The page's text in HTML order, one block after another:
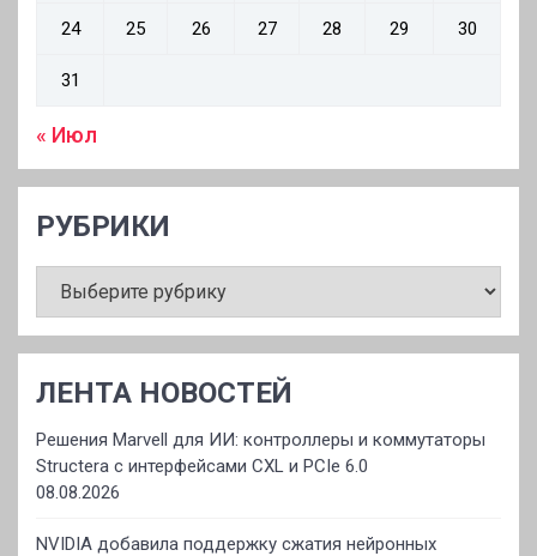
24 25 26 27 28 29 30
31
« Июл
РУБРИКИ
ЛЕНТА НОВОСТЕЙ
Решения Marvell для ИИ: контроллеры и коммутаторы
Structera с интерфейсами CXL и PCIe 6.0
08.08.2026
NVIDIA добавила поддержку сжатия нейронных